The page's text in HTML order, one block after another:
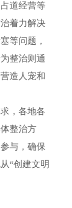
道经营等
着力解决
等问题，
整治则通
造人宠和
，各地各
整治方
与，确保
“创建文明